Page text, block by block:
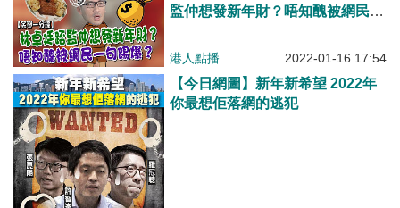
監仲想發新年財？唔知醜被網民一
港人點播 2022-01-16 17:54
【今日網圖】新年新希望 2022年
你最想佢落網的逃犯